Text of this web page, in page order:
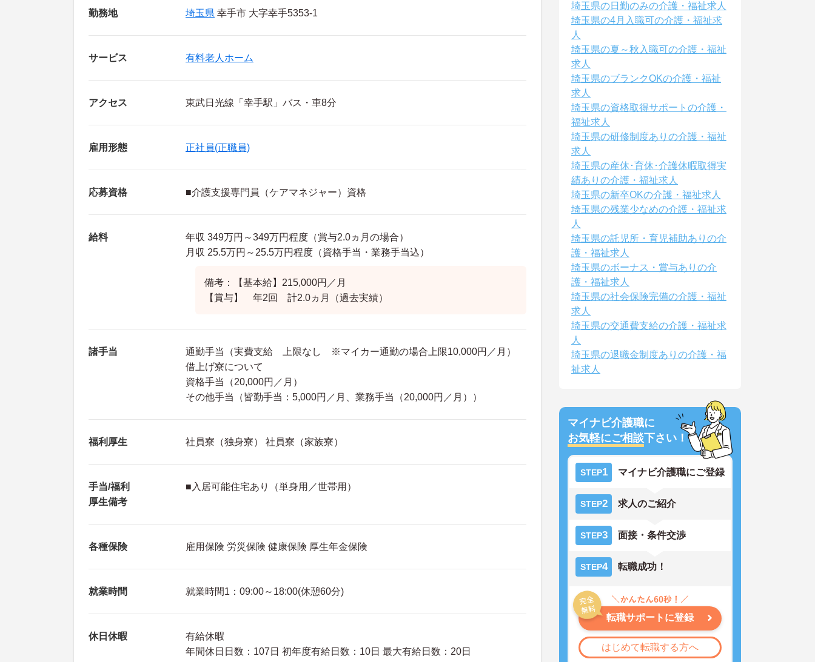
勤務地 埼玉県 幸手市 大字幸手5353-1
サービス 有料老人ホーム
アクセス 東武日光線「幸手駅」バス・車8分
雇用形態 正社員(正職員)
応募資格 ■介護支援専門員（ケアマネジャー）資格
給料
年収 349万円～349万円程度（賞与2.0ヵ月の場合）
月収 25.5万円～25.5万円程度（資格手当・業務手当込）
備考：【基本給】215,000円／月
【賞与】 年2回 計2.0ヵ月（過去実績）
諸手当
通勤手当（実費支給 上限なし ※マイカー通勤の場合上限10,000円／月）
借上げ寮について
資格手当（20,000円／月）
その他手当（皆勤手当：5,000円／月、業務手当（20,000円／月））
福利厚生 社員寮（独身寮） 社員寮（家族寮）
手当/福利
厚生備考
■入居可能住宅あり（単身用／世帯用）
各種保険 雇用保険 労災保険 健康保険 厚生年金保険
就業時間 就業時間1：09:00～18:00(休憩60分)
休日休暇
有給休暇
年間休日日数：107日 初年度有給日数：10日 最大有給日数：20日
埼玉県の日勤のみの介護・福祉求人
埼玉県の4月入職可の介護・福祉求
人
埼玉県の夏～秋入職可の介護・福祉
求人
埼玉県のブランクOKの介護・福祉
求人
埼玉県の資格取得サポートの介護・
福祉求人
埼玉県の研修制度ありの介護・福祉
求人
埼玉県の産休･育休･介護休暇取得実
績ありの介護・福祉求人
埼玉県の新卒OKの介護・福祉求人
埼玉県の残業少なめの介護・福祉求
人
埼玉県の託児所・育児補助ありの介
護・福祉求人
埼玉県のボーナス・賞与ありの介
護・福祉求人
埼玉県の社会保険完備の介護・福祉
求人
埼玉県の交通費支給の介護・福祉求
人
埼玉県の退職金制度ありの介護・福
祉求人
マイナビ介護職に
お気軽にご相談下さい！
STEP1 マイナビ介護職にご登録
STEP2 求人のご紹介
STEP3 面接・条件交渉
STEP4 転職成功！
転職サポートに登録
はじめて転職する方へ